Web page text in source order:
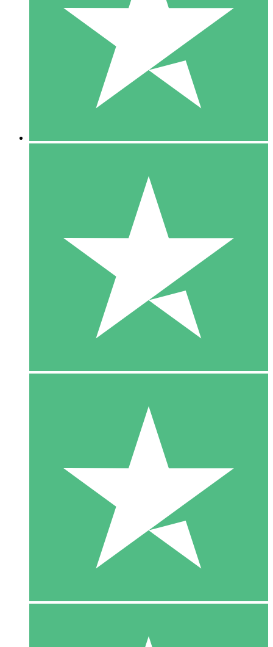
Paga según el uso con créditos de descarga. Sin compromiso
10 00
10 Descargas
20 00